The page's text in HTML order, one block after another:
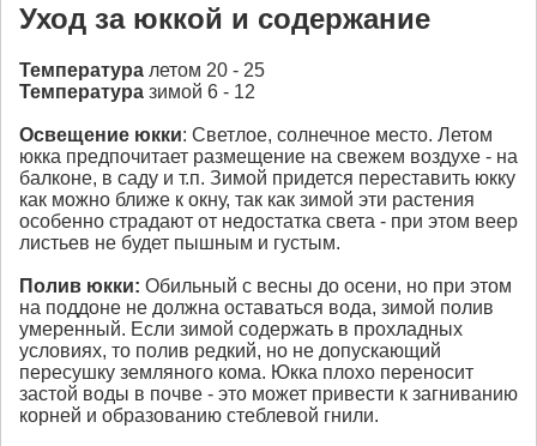
Уход за юккой и содержание
Температура летом 20 - 25
Температура зимой 6 - 12
Освещение юкки: Светлое, солнечное место. Летом
юкка предпочитает размещение на свежем воздухе - на
балконе, в саду и т.п. Зимой придется переставить юкку
как можно ближе к окну, так как зимой эти растения
особенно страдают от недостатка света - при этом веер
листьев не будет пышным и густым.
Полив юкки: Обильный с весны до осени, но при этом
на поддоне не должна оставаться вода, зимой полив
умеренный. Если зимой содержать в прохладных
условиях, то полив редкий, но не допускающий
пересушку земляного кома. Юкка плохо переносит
застой воды в почве - это может привести к загниванию
корней и образованию стеблевой гнили.